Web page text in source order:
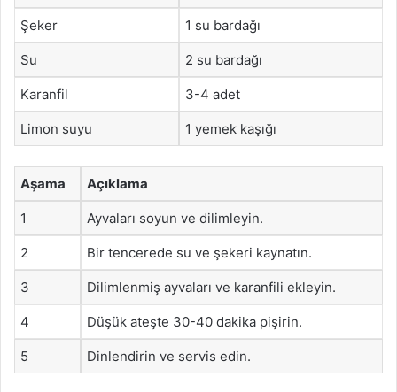
Şeker 1 su bardağı
Su 2 su bardağı
Karanfil 3-4 adet
Limon suyu 1 yemek kaşığı
Aşama Açıklama
1 Ayvaları soyun ve dilimleyin.
2 Bir tencerede su ve şekeri kaynatın.
3 Dilimlenmiş ayvaları ve karanfili ekleyin.
4 Düşük ateşte 30-40 dakika pişirin.
5 Dinlendirin ve servis edin.